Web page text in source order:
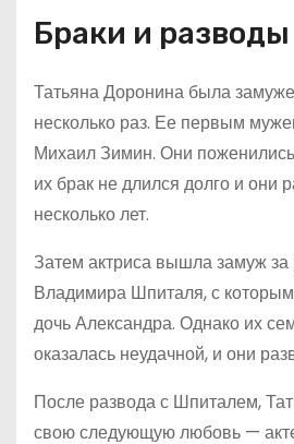
Браки и разводы
Татьяна Доронина была
несколько раз. Ее первым
Михаил Зимин. Они поженились
их брак не длился долго и они
несколько лет.
Затем актриса вышла замуж
Владимира Шпиталя, с
дочь Александра. Однако их
оказалась неудачной, и они
После развода с Шпиталем,
свою следующую любовь —